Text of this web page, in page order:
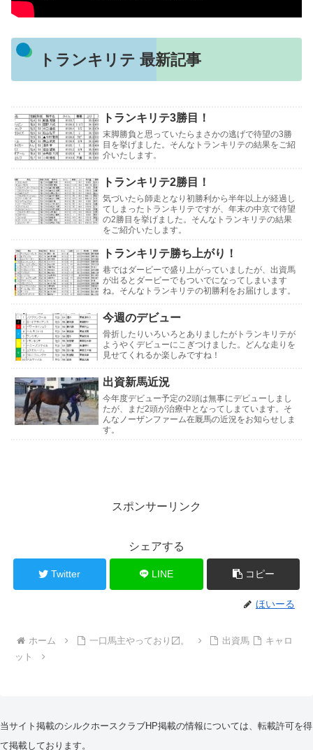
トランキリテ 最新記事
トランキリテ3勝目！
末脚勝負と思っていたらまさかの逃げで待望の3勝
目を挙げました。そんなトランキリテの結果をご紹
介いたします。
トランキリテ2勝目！
気づいたら師走となり初勝利から半年以上が経過し
てしまったトランキリテですが、年末の中京で待望
の2勝目を挙げました。そんなトランキリテの結果
をご紹介いたします。
トランキリテ勝ち上がり！
巷ではダービーで盛り上がっていましたが、出資馬
が出るとダービーでもついでになってしまいます
ね。そんなトランキリテの初勝利をお届けします。
今週のデビュー
骨折したりいろいろとありましたがトランキリテが
ようやくデビューにこぎつけました。どんな走りを
見せてくれるか楽しみですね！
出資新馬近況
今年度デビュー予定の2頭は無事にデビューしまし
たが、まだ2頭が治療中となってしまています。そ
んなノーザンファーム在厩馬の近況をお知らせしま
す。
スポンサーリンク
シェアする
Twitter LINE コピー
ほいーる
ホーム 一口馬主やっており〼。 出資馬
キャロ
ット
当サイト掲載のシルクホースクラブHP掲載の情報については、転載許可を得
て掲載しております。